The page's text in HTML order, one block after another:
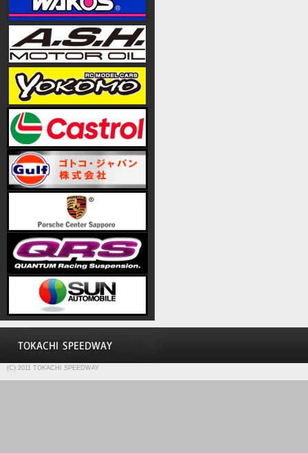
(C) 2011 TOKACHI SPEEDWAY